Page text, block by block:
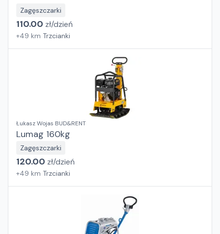
Zagęszczarki
110.00 zł/dzień
+49 km Trzcianki
Łukasz Wojas BUD&RENT
Lumag 160kg
Zagęszczarki
120.00 zł/dzień
+49 km Trzcianki